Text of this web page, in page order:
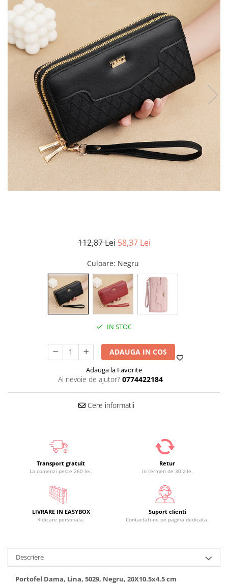
112,87 Lei 58,37 Lei
Culoare: Negru
IN STOC
ADAUGA IN COS
Adauga la Favorite
Ai nevoie de ajutor? 0774422184
Cere informatii
Transport gratuit
La comenzi peste 260 lei.
Retur
In termen de 30 zile.
LIVRARE IN EASYBOX
Ridicare personala.
Suport clienti
Contactati-ne pe pagina dedicata.
Descriere
Portofel Dama, Lina, 5029, Negru, 20X10.5x4.5 cm